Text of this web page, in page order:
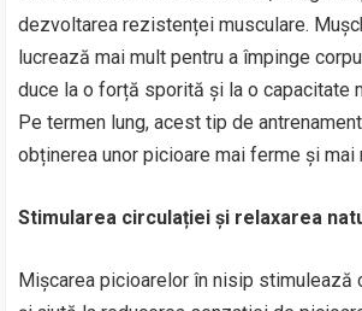
dezvoltarea rezistenței musculare.
lucrează mai mult pentru a împinge
duce la o forță sporită și la o capacitate
Pe termen lung, acest tip de
obținerea unor picioare mai ferme și mai
Stimularea circulației și relaxarea
Mișcarea picioarelor în nisip stimulează